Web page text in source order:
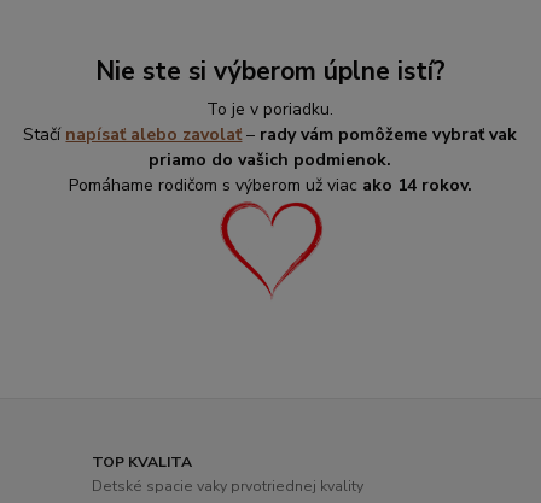
Nie ste si výberom úplne istí?
To je v poriadku.
Stačí napísať alebo zavolať– rady vám pomôžeme vybrať vak
priamo do vašich podmienok.
Pomáhame rodičom s výberom už viac ako 14 rokov.
TOP KVALITA
Detské spacie vaky prvotriednej kvality